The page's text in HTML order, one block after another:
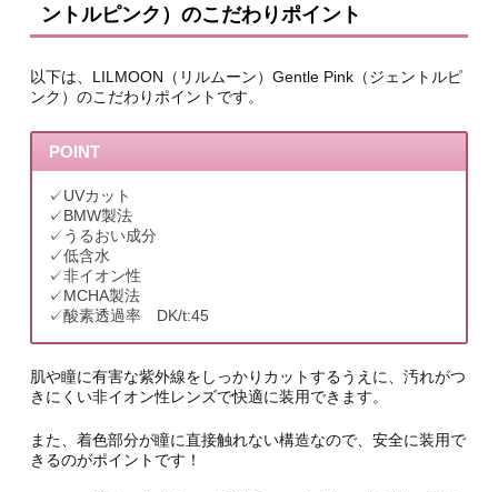
ントルピンク）のこだわりポイント
以下は、LILMOON（リルムーン）Gentle Pink（ジェントルピ
ンク）のこだわりポイントです。
POINT
✓UVカット
✓BMW製法
✓うるおい成分
✓低含水
✓非イオン性
✓MCHA製法
✓酸素透過率 DK/t:45
肌や瞳に有害な紫外線をしっかりカットするうえに、汚れがつ
きにくい非イオン性レンズで快適に装用できます。
また、着色部分が瞳に直接触れない構造なので、安全に装用で
きるのがポイントです！